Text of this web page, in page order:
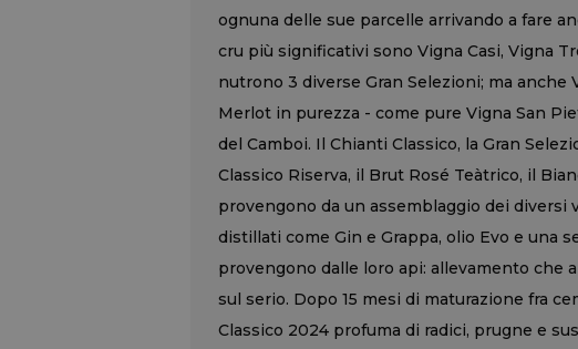
ognuna delle sue parcelle arrivando a fare
cru più significativi sono Vigna Casi, Vigna
nutrono 3 diverse Gran Selezioni; ma anche
Merlot in purezza - come pure Vigna San
del Camboi. Il Chianti Classico, la Gran
Classico Riserva, il Brut Rosé Teàtrico, il
provengono da un assemblaggio dei diversi
distillati come Gin e Grappa, olio Evo e una
provengono dalle loro api: allevamento che
sul serio. Dopo 15 mesi di maturazione fra
Classico 2024 profuma di radici, prugne e